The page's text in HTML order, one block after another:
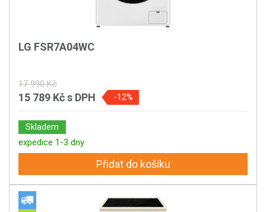
LG FSR7A04WC
17 990 Kč
15 789 Kčs DPH -12%
Skladem
expedice 1-3 dny
Přidat do košíku